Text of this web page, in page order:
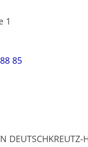
1
85
DEUTSCHKREUTZ-